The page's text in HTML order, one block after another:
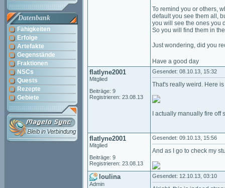
Datenbank
Fähigkeiten
Erfolge
Artefakte
Gegenstände
Fraktionen
NSCs
Quests
Rezepte
Gebiete
To remind you or others,
default you see them all,
you will see the ones you
So you will find them in
Just wondering, did you
Have a good day
flatlyne2001
Mitglied
Beiträge: 9
Registrieren: 23.08.13
Gesendet: 08.10.13, 15:32
That's really weird. Here
I actually manually fire
flatlyne2001
Mitglied
Beiträge: 9
Registrieren: 23.08.13
Gesendet: 09.10.13, 15:56
And as I go to check my
loulina
Admin
Gesendet: 12.10.13, 03:10